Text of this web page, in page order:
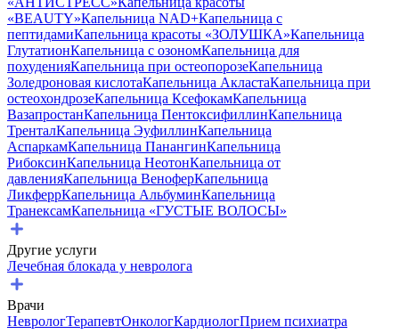
«BEAUTY»Капельница NAD+Капельница с
пептидамиКапельница красоты «ЗОЛУШКА»Капельница
ГлутатионКапельница с озономКапельница для
похуденияКапельница при остеопорозеКапельница
Золедроновая кислотаКапельница АкластаКапельница при
остеохондрозеКапельница КсефокамКапельница
ВазапростанКапельница ПентоксифиллинКапельница
ТренталКапельница ЭуфиллинКапельница
АспаркамКапельница ПанангинКапельница
РибоксинКапельница НеотонКапельница от
давленияКапельница ВеноферКапельница
ЛикферрКапельница АльбуминКапельница
ТранексамКапельница «ГУСТЫЕ ВОЛОСЫ»
Другие услуги
Лечебная блокада у невролога
Врачи
НеврологТерапевтОнкологКардиологПрием психиатра